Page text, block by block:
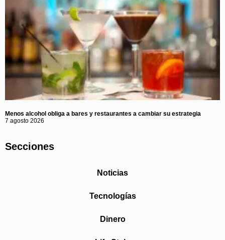
Menos alcohol obliga a bares y restaurantes a cambiar su estrategia
7 agosto 2026
Secciones
Noticias
Tecnologías
Dinero